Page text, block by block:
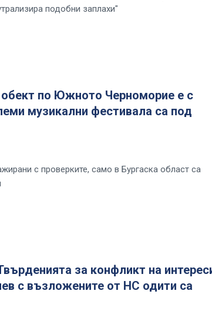
подобни заплахи"
обект по Южното Черноморие е с
музикални фестивала са под
с проверките, само в Бургаска област са
за конфликт на
с възложените от НС одити са